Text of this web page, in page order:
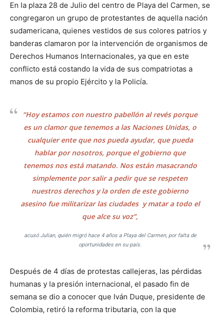
En la plaza 28 de Julio del centro de Playa del Carmen, se
congregaron un grupo de protestantes de aquella nación
sudamericana, quienes vestidos de sus colores patrios y
banderas clamaron por la intervención de organismos de
Derechos Humanos Internacionales, ya que en este
conflicto está costando la vida de sus compatriotas a
manos de su propio Ejército y la Policía.
“Hoy estamos con nuestro pabellón al revés porque
es un clamor que tenemos a las Naciones Unidas, o
cualquier ente que nos pueda ayudar, que pueda
hablar por nosotros, porque el gobierno que
tenemos nos está matando. Nos están masacrando
simplemente por salir a pedir que se respeten
nuestros derechos y la orden de este gobierno
asesino fue militarizar las ciudades y matar a todo el
que alce su voz”,
acusó Julian, quién migró hace 4 años a Playa del Carmen, por falta de
oportunidades en su país.
Después de 4 días de protestas callejeras, las pérdidas
humanas y la presión internacional, el pasado fin de
semana se dio a conocer que Iván Duque, presidente de
Colombia, retiró la reforma tributaria, con la que